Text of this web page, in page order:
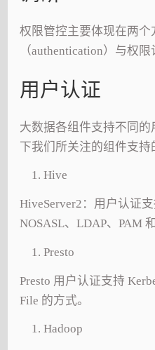
权限管控主要体现在两个
（authentication）与权
用户认证
大数据各组件支持不同
下我们所关注的组件支持
Hive
HiveServer2：用户认证支
NOSASL、LDAP、PAM
Presto
Presto 用户认证支持
File 的方式。
Hadoop